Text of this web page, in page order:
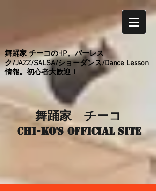
舞踊家 チーコのHP。バーレス
ク/JAZZ/SALSA/ショーダンス/Dance Lesson
情報。初心者大歓迎！
舞踊家 チーコ
Chi-ko's Official site